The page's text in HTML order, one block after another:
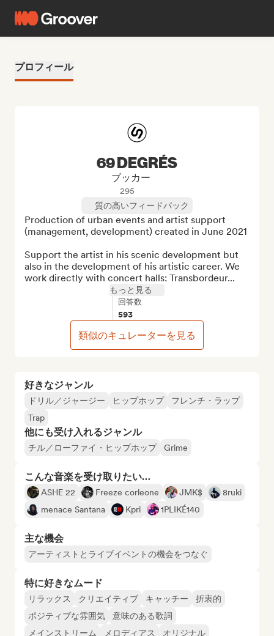
プロフィール
好きなジャンル
ドリル／ジャージー ヒップホップ
フレンチ・ラップ
Trap
他にも受け入れるジャンル
チル／ローファイ・ヒップホップ Grime
こんな音楽を受け取りたい…
ASHE 22 Freeze corleone JMK$
8ruki
menace Santana
Kpri 1PLIKÉ140
主な機会
アーティストとライブイベントの機会をつなぐ
特に好きなムード
リラックス クリエイティブ キャッチー
折衷的
ポジティブな雰囲気
意味のある歌詞
メインストリーム
メロディアス
オリジナル
69 DEGRÉS
ブッカー
295
質の高いフィードバック
Production of urban events and artist support
(management, development) created in June 2021
Support the artist in his scenic development but
also in the development of his artistic career. We
work directly with concert halls: Transbordeur...
もっと見る
回答数
593
類似のキュレーターを見る